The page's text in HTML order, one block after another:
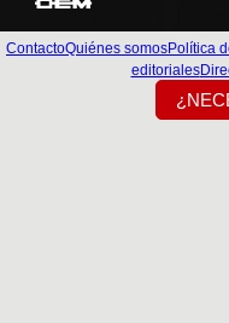
ContactoQuiénes somosPolítica
editoriales